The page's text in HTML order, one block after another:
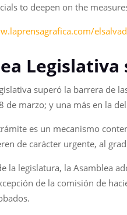
to deepen on the
superó la barrera de
de marzo; y una más en la
es un mecanismo
de carácter urgente, al
la legislatura, la Asamblea
de la comisión de